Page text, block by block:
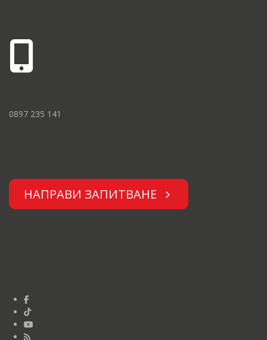
0897 235 141
НАПРАВИ ЗАПИТВАНЕ